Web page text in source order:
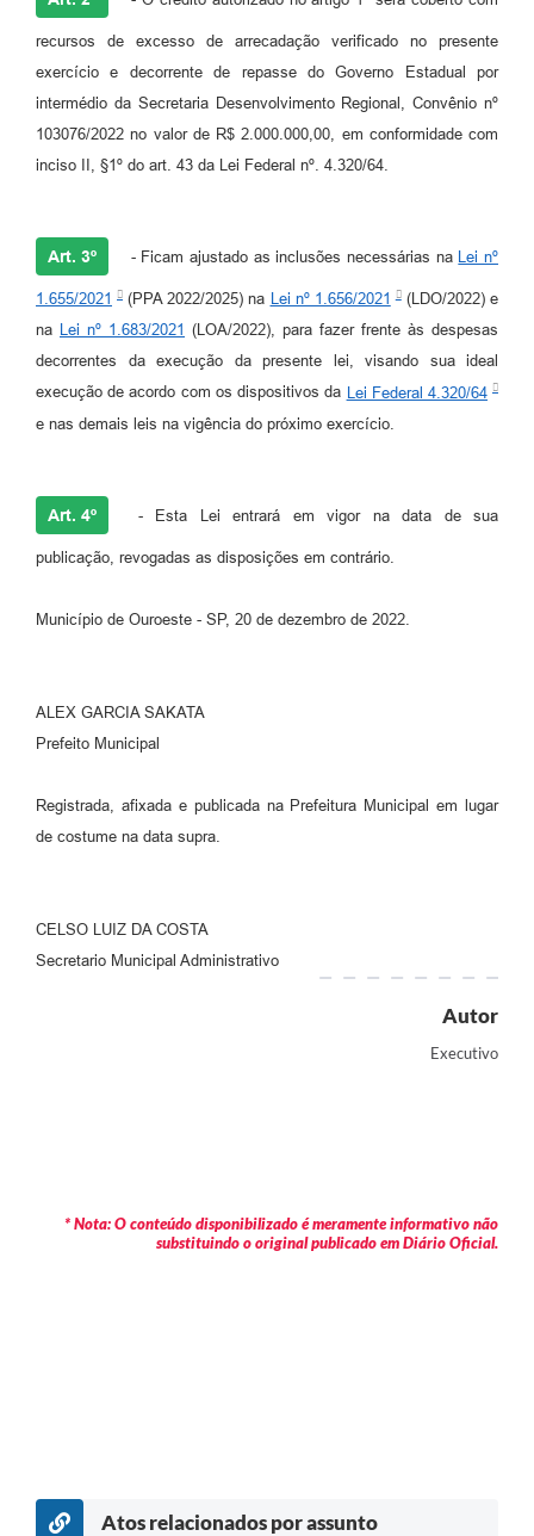
recursos de excesso de arrecadação verificado no presente
exercício e decorrente de repasse do Governo Estadual por
intermédio da Secretaria Desenvolvimento Regional, Convênio nº
103076/2022 no valor de R$ 2.000.000,00, em conformidade com
inciso II, §1º do art. 43 da Lei Federal nº. 4.320/64.
Art. 3º - Ficam ajustado as inclusões necessárias na Lei nº
1.655/2021 (PPA 2022/2025) na Lei nº 1.656/2021
(LDO/2022) e
na Lei nº 1.683/2021 (LOA/2022), para fazer frente às despesas
decorrentes da execução da presente lei, visando sua ideal
execução de acordo com os dispositivos da Lei Federal 4.320/64
e nas demais leis na vigência do próximo exercício.
Art. 4º - Esta Lei entrará em vigor na data de sua
publicação, revogadas as disposições em contrário.
Município de Ouroeste - SP, 20 de dezembro de 2022.
ALEX GARCIA SAKATA
Prefeito Municipal
Registrada, afixada e publicada na Prefeitura Municipal em lugar
de costume na data supra.
CELSO LUIZ DA COSTA
Secretario Municipal Administrativo
Autor
Executivo
* Nota: O conteúdo disponibilizado é meramente informativo não
substituindo o original publicado em Diário Oficial.
Atos relacionados por assunto